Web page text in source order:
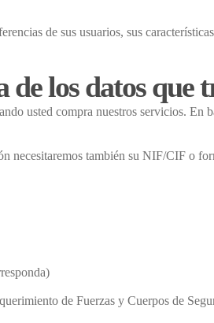
de sus usuarios, sus
los datos que
usted compra nuestros servicios. En
necesitaremos también su NIF/CIF o
de Fuerzas y Cuerpos de